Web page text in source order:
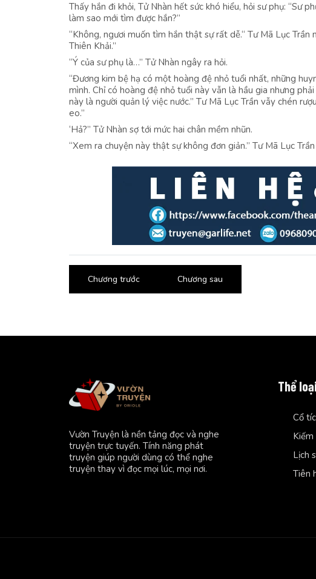
Thấy hắn đi khỏi, Tử Nhàn hết sức khó hiểu, hỏi sư phụ: “Sư
làm sao mới tìm được hắn?”
“Không, ngươi muốn tìm hắn thật sự rất dễ.“ Tư Mã Lục
Thiên Khải.”
“Ý của sư phụ là…” Tử Nhàn ngây ra hỏi.
“Đương kim bệ hạ có một hoàng đệ nhỏ tuổi nhất, những
mình. Chỉ có hoàng đệ nhỏ tuổi này vẫn là hầu gia nhưng
này là người quản lý việc nước.” Tư Mã Lục Trần vẫy chén
eo.”
‘Hả?” Tử Nhàn sợ tới mức hai chân mềm nhũn.
“Xem ra chuyện này thật sự không đơn giản.” Tư Mã Lục
Chương trước Chương sau
Vườn Truyện là nền tảng đọc và nghe
truyện trực tuyến. Tính năng phát
truyện giúp người dùng có thể nghe
truyện thay vì đọc mọi lúc, mọi nơi.
Thể
Cổ
Kiếm
Lịch
Tiên